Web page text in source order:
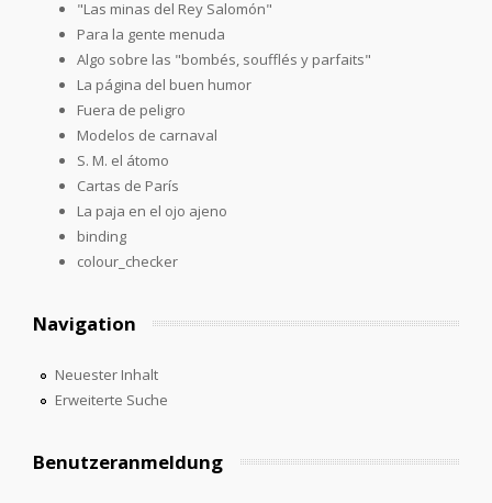
"Las minas del Rey Salomón"
Para la gente menuda
Algo sobre las "bombés, soufflés y parfaits"
La página del buen humor
Fuera de peligro
Modelos de carnaval
S. M. el átomo
Cartas de París
La paja en el ojo ajeno
binding
colour_checker
Navigation
Neuester Inhalt
Erweiterte Suche
Benutzeranmeldung